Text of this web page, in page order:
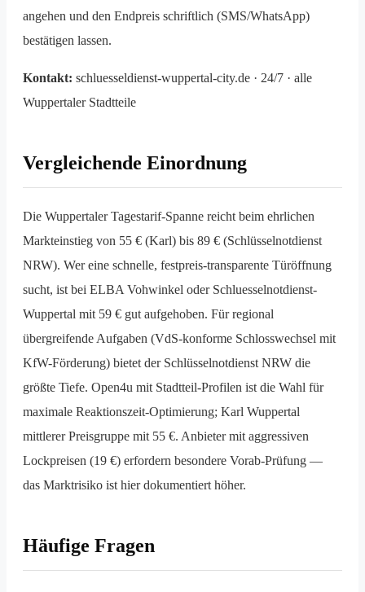
angehen und den Endpreis schriftlich (SMS/WhatsApp)
bestätigen lassen.
Kontakt: schluesseldienst-wuppertal-city.de · 24/7 · alle
Wuppertaler Stadtteile
Vergleichende Einordnung
Die Wuppertaler Tagestarif-Spanne reicht beim ehrlichen
Markt­einstieg von 55 € (Karl) bis 89 € (Schlüsselnotdienst
NRW). Wer eine schnelle, festpreis-transparente Tür­öffnung
sucht, ist bei ELBA Vohwinkel oder Schluesselnotdienst-
Wuppertal mit 59 € gut aufgehoben. Für regional
übergreifende Aufgaben (VdS-konforme Schloss­wechsel mit
KfW-Förderung) bietet der Schlüsselnotdienst NRW die
größte Tiefe. Open4u mit Stadtteil-Profilen ist die Wahl für
maximale Reaktionszeit-Optimierung; Karl Wuppertal
mittlerer Preisgruppe mit 55 €. Anbieter mit aggressiven
Lockpreisen (19 €) erfordern besondere Vorab-Prüfung —
das Markt­risiko ist hier dokumentiert höher.
Häufige Fragen